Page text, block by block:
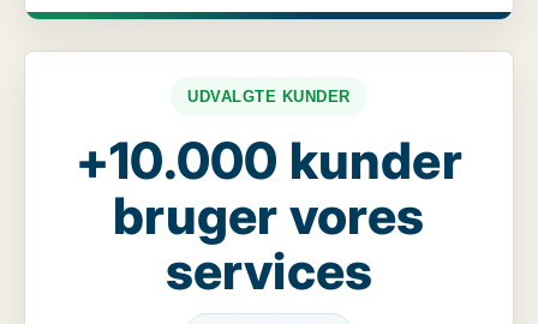
UDVALGTE KUNDER
+10.000 kunder
bruger vores
services